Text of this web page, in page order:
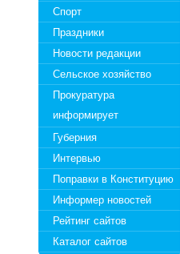
Спорт
Праздники
Новости редакции
Сельское хозяйство
Прокуратура
информирует
Губерния
Интервью
Поправки в Конституцию
Информер новостей
Рейтинг сайтов
Каталог сайтов